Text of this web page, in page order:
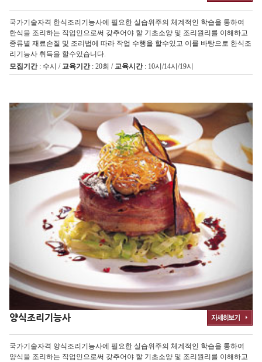
국가기술자격 한식조리기능사에 필요한 실습위주의 체계적인 학습을 통하여
한식을 조리하는 직업인으로써 갖추어야 할 기초소양 및 조리원리를 이해하고
종류별 재료손질 및 조리법에 따라 작업 수행을 할수있고 이를 바탕으로 한식조
리기능사 취득을 할수있습니다.
모집기간: 수시 / 교육기간: 20회 / 교육시간: 10시/14시/19시
양식조리기능사
국가기술자격 양식조리기능사에 필요한 실습위주의 체계적인 학습을 통하여
양식을 조리하는 직업인으로써 갖추어야 할 기초소양 및 조리원리를 이해하고